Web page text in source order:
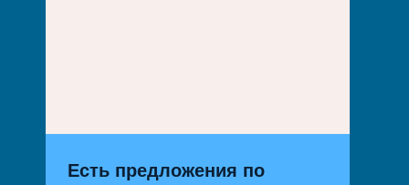
Есть предложения по